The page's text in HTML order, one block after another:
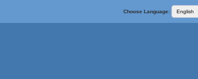
Choose Language: